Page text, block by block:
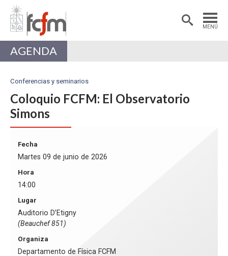
MENÚ
Estudiantes
Académicas/os
AGENDA
Conferencias y seminarios
Coloquio FCFM: El Observatorio
Simons
Fecha
Martes 09 de junio de 2026
Hora
14:00
Lugar
Auditorio D’Etigny
(Beauchef 851)
Organiza
Departamento de Física FCFM